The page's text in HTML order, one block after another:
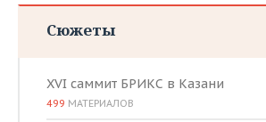
Сюжеты
XVI саммит БРИКС в Казани
499 МАТЕРИАЛОВ